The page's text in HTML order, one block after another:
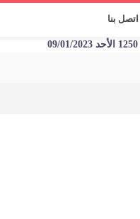
اتصل بنا